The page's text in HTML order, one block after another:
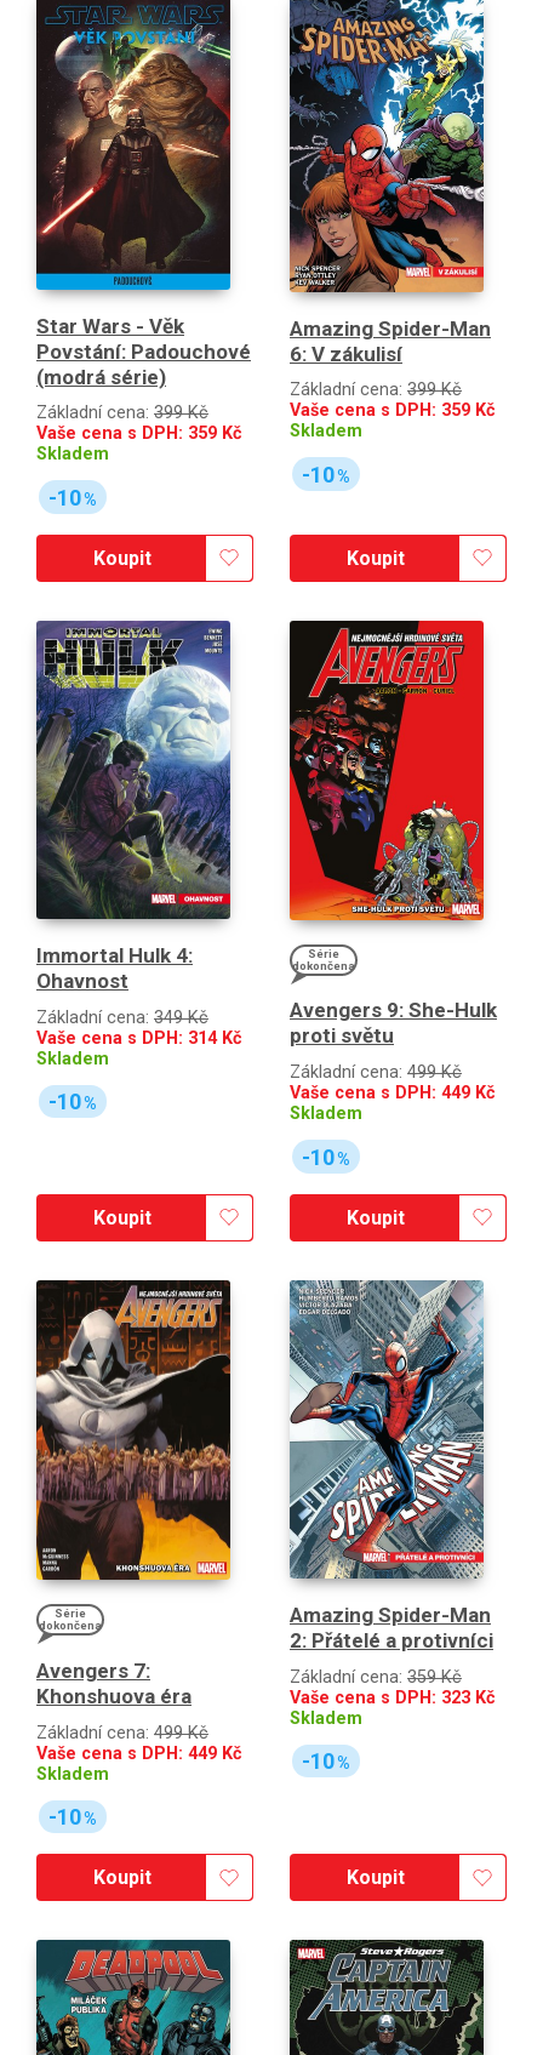
Star Wars - Věk
Povstání: Padouchové
(modrá série)
Základní cena: 399 Kč
Vaše cena s DPH: 359 Kč
Skladem
-10%
Koupit
Amazing Spider-Man
6: V zákulisí
Základní cena: 399 Kč
Vaše cena s DPH: 359 Kč
Skladem
-10%
Koupit
Immortal Hulk 4:
Ohavnost
Základní cena: 349 Kč
Vaše cena s DPH: 314Kč
Skladem
-10%
Koupit
Série
dokončena
Avengers 9: She-Hulk
proti světu
Základní cena: 499 Kč
Vaše cena s DPH: 449 Kč
Skladem
-10%
Koupit
Série
dokončena
Avengers 7:
Khonshuova éra
Základní cena: 499 Kč
Vaše cena s DPH: 449 Kč
Skladem
-10%
Koupit
Amazing Spider-Man
2: Přátelé a protivníci
Základní cena: 359 Kč
Vaše cena s DPH: 323 Kč
Skladem
-10%
Koupit